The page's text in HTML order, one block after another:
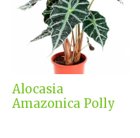
Alocasia
Amazonica Polly